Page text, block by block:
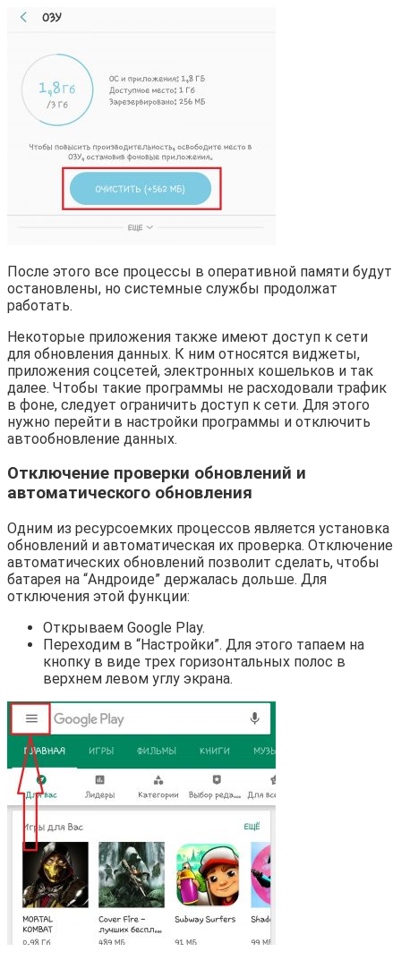
После этого все процессы в оперативной памяти будут
остановлены, но системные службы продолжат
работать.
Некоторые приложения также имеют доступ к сети
для обновления данных. К ним относятся виджеты,
приложения соцсетей, электронных кошельков и так
далее. Чтобы такие программы не расходовали трафик
в фоне, следует ограничить доступ к сети. Для этого
нужно перейти в настройки программы и отключить
автообновление данных.
Отключение проверки обновлений и
автоматического обновления
Одним из ресурсоемких процессов является установка
обновлений и автоматическая их проверка. Отключение
автоматических обновлений позволит сделать, чтобы
батарея на “Aндроиде” держалась дольше. Для
отключения этой функции:
Открываем Google Play.
Переходим в “Настройки”. Для этого тапаем на
кнопку в виде трех горизонтальных полос в
верхнем левом углу экрана.